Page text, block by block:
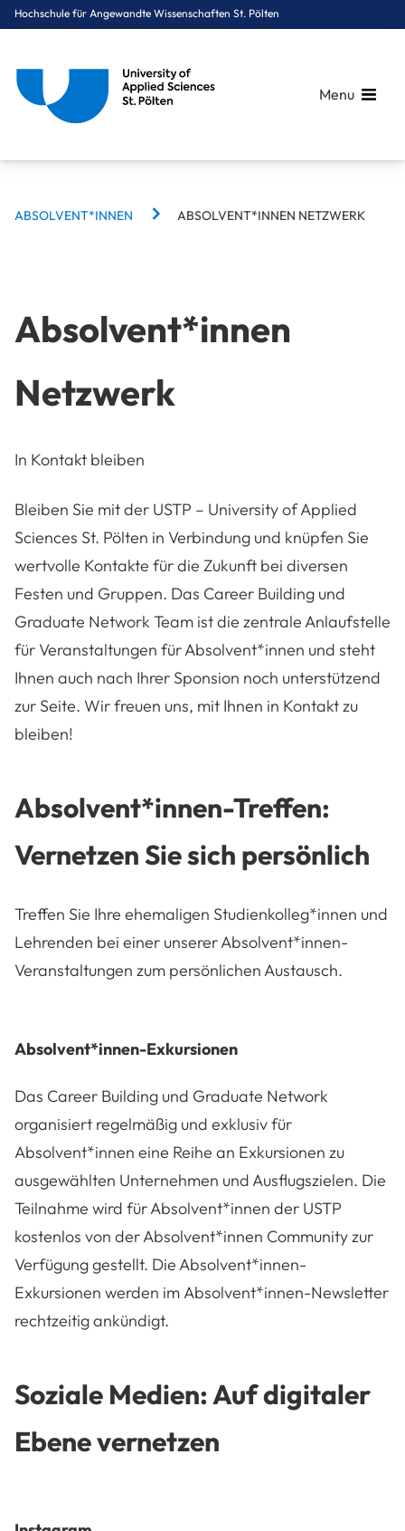
Hochschule für Angewandte Wissenschaften St. Pölten
Menu
You are here:
BREADCRUMBS
ABSOLVENT*INNEN ABSOLVENT*INNEN NETZWERK
Absolvent*innen
Netzwerk
In Kontakt bleiben
Bleiben Sie mit der USTP – University of Applied
Sciences St. Pölten in Verbindung und knüpfen Sie
wertvolle Kontakte für die Zukunft bei diversen
Festen und Gruppen. Das Career Building und
Graduate Network Team ist die zentrale Anlaufstelle
für Veranstaltungen für Absolvent*innen und steht
Ihnen auch nach Ihrer Sponsion noch unterstützend
zur Seite. Wir freuen uns, mit Ihnen in Kontakt zu
bleiben!
Absolvent*innen-Treffen:
Vernetzen Sie sich persönlich
Treffen Sie Ihre ehemaligen Studienkolleg*innen und
Lehrenden bei einer unserer Absolvent*innen-
Veranstaltungen zum persönlichen Austausch.
Absolvent*innen-Exkursionen
Das Career Building und Graduate Network
organisiert regelmäßig und exklusiv für
Absolvent*innen eine Reihe an Exkursionen zu
ausgewählten Unternehmen und Ausflugszielen. Die
Teilnahme wird für Absolvent*innen der USTP
kostenlos von der Absolvent*innen Community zur
Verfügung gestellt. Die Absolvent*innen-
Exkursionen werden imAbsolvent*innen-Newsletter
rechtzeitig ankündigt.
Soziale Medien: Auf digitaler
Ebene vernetzen